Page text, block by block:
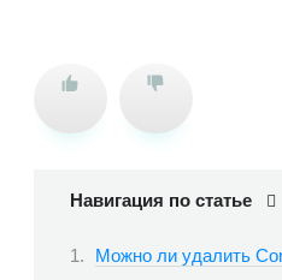
Навигация по статье
Можно ли удалить